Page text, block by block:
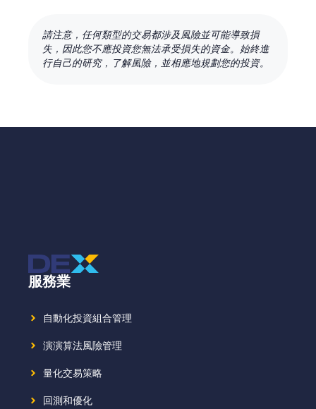
請注意，任何類型的交易都涉及風險並可能導致損
失，因此您不應投資您無法承受損失的資金。始終進
行自己的研究，了解風險，並相應地規劃您的投資。
服務業
自動化投資組合管理
演演算法風險管理
量化交易策略
回測和優化